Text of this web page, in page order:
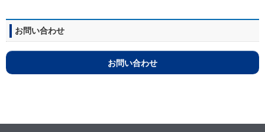
お問い合わせ
お問い合わせ